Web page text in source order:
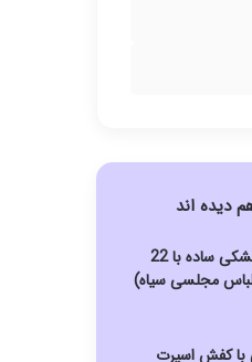
دیده اند
تزیین لباس مشکی ساده با 22
لباس مجلسی سیاه)
کفش اسپرت